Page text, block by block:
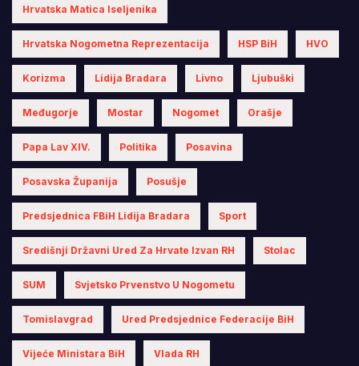
Hrvatska Matica Iseljenika
Hrvatska Nogometna Reprezentacija HSP BiH HVO
Korizma Lidija Bradara Livno Ljubuški
Međugorje Mostar Nogomet Orašje
Papa Lav XIV. Politika Posavina
Posavska Županija Posušje
Predsjednica FBiH Lidija Bradara Sport
Središnji Državni Ured Za Hrvate Izvan RH Stolac
SUM Svjetsko Prvenstvo U Nogometu
Tomislavgrad Ured Predsjednice Federacije BiH
Vijeće Ministara BiH Vlada RH